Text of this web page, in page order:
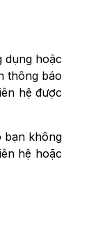
dụng hoặc
thông báo
hệ được
bạn không
hệ hoặc